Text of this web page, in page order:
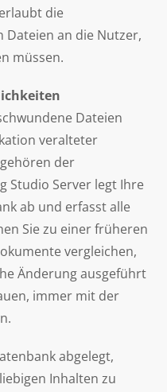
die
Dateien an die Nutzer,
müssen.
Dateien
veralteter
der
Studio Server legt Ihre
ab und erfasst alle
Sie zu einer früheren
vergleichen,
Änderung ausgeführt
immer mit der
abgelegt,
Inhalten zu